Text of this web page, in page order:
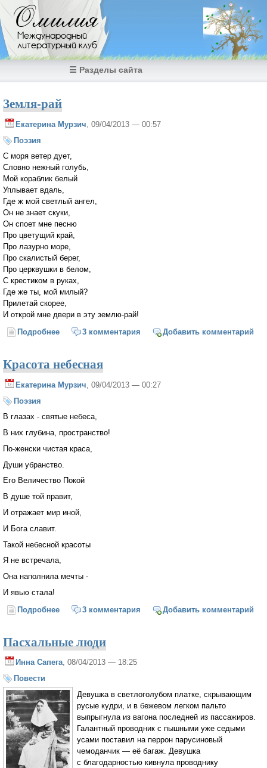
Перейти к основному содержанию
Омилия
Международный
литературный клуб
☰ Разделы сайта
Земля-рай
Екатерина Мурзич , 09/04/2013 — 00:57
Поэзия
С моря ветер дует,
Словно нежный голубь,
Мой кораблик белый
Уплывает вдаль,
Где ж мой светлый ангел,
Он не знает скуки,
Он споет мне песню
Про цветущий край,
Про лазурно море,
Про скалистый берег,
Про церквушки в белом,
С крестиком в руках,
Где же ты, мой милый?
Прилетай скорее,
И открой мне двери в эту землю-рай!
Подробнее о Земля-рай
3 комментария Добавить комментарий
Красота небесная
Екатерина Мурзич , 09/04/2013 — 00:27
Поэзия
В глазах - святые небеса,
В них глубина, пространство!
По-женски чистая краса,
Души убранство.
Его Величество Покой
В душе той правит,
И отражает мир иной,
И Бога славит.
Такой небесной красоты
Я не встречала,
Она наполнила мечты -
И явью стала!
Подробнее о Красота небесная
3 комментария Добавить комментарий
Пасхальные люди
Инна Сапега, 08/04/2013 — 18:25
Повести
Девушка в светлоголубом платке, скрывающим
русые кудри, и в бежевом легком пальто
выпрыгнула из вагона последней из пассажиров.
Галантный проводник с пышными уже седыми
усами поставил на перрон парусиновый
чемоданчик — её багаж. Девушка
с благодарностью кивнула проводнику